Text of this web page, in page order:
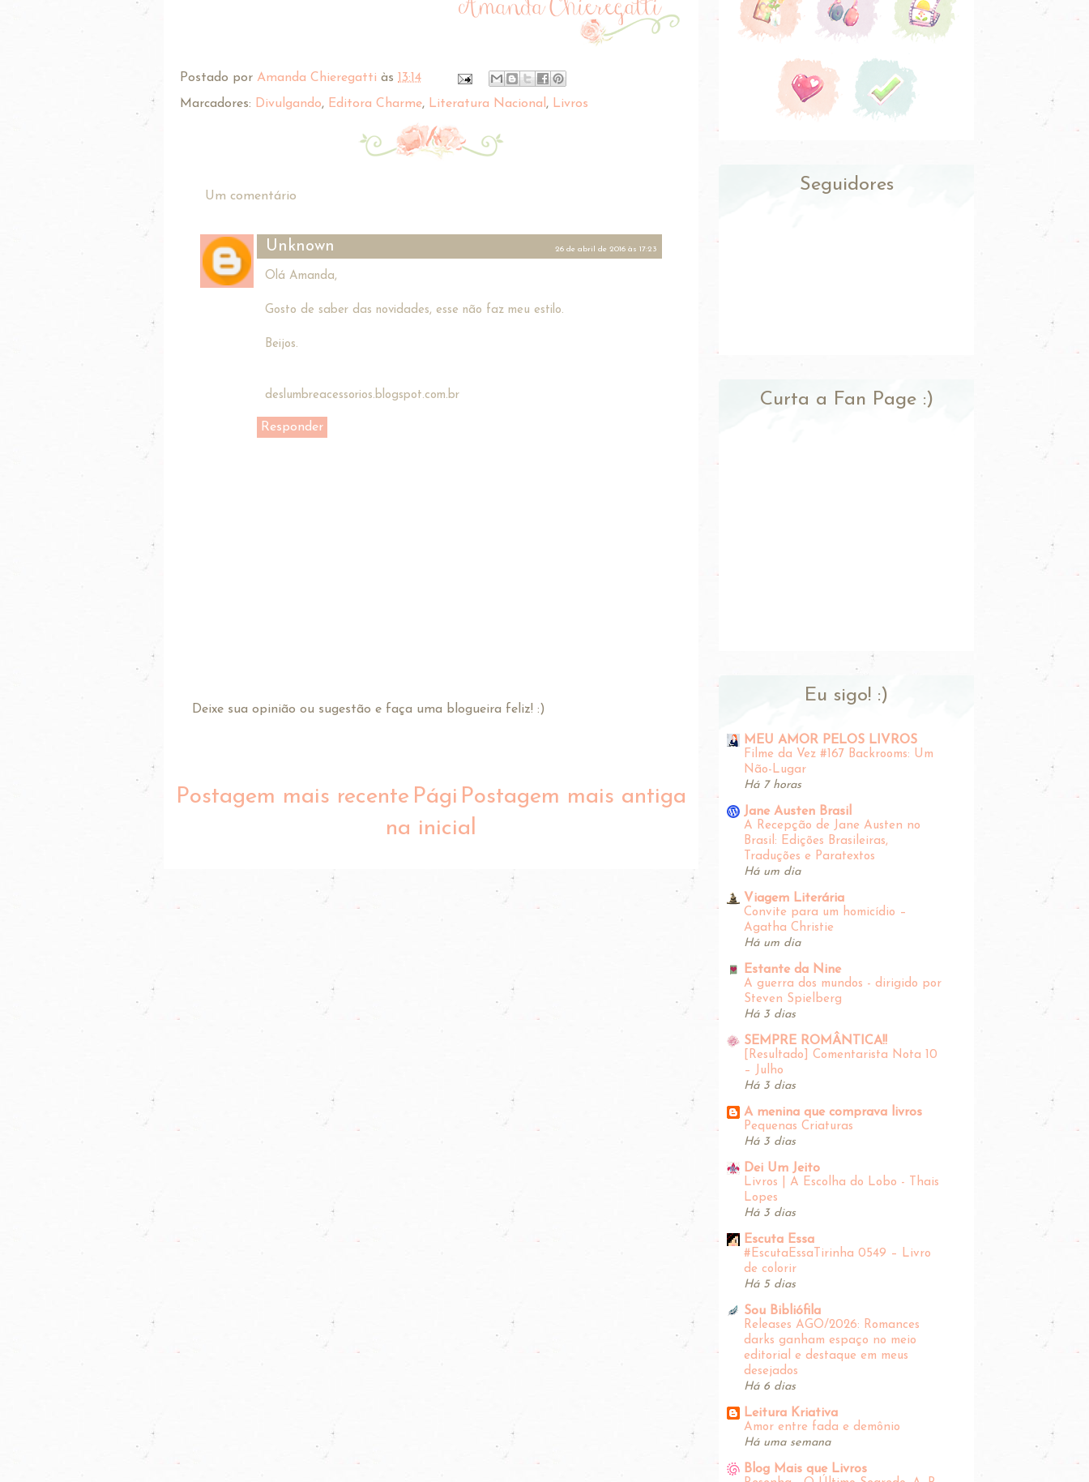
Postado por Amanda Chieregatti às
13:14
Marcadores: Divulgando, Editora Charme, Literatura Nacional , Livros
Um comentário
Unknown 26 de abril de 2016 às 17:23
Olá Amanda,
Gosto de saber das novidades, esse não faz meu estilo.
Beijos.
deslumbreacessorios.blogspot.com.br
Responder
Deixe sua opinião ou sugestão e faça uma blogueira feliz! :)
Postagem mais recente Postagem mais antiga
Pági
na inicial
Seguidores
Curta a Fan Page :)
Eu sigo! :)
MEU AMOR PELOS LIVROS
Filme da Vez #167 Backrooms: Um
Não-Lugar
Há 7 horas
Jane Austen Brasil
A Recepção de Jane Austen no
Brasil: Edições Brasileiras,
Traduções e Paratextos
Há um dia
Viagem Literária
Convite para um homicídio –
Agatha Christie
Há um dia
Estante da Nine
A guerra dos mundos - dirigido por
Steven Spielberg
Há 3 dias
SEMPRE ROMÂNTICA!!
[Resultado] Comentarista Nota 10
– Julho
Há 3 dias
A menina que comprava livros
Pequenas Criaturas
Há 3 dias
Dei Um Jeito
Livros | A Escolha do Lobo - Thais
Lopes
Há 3 dias
Escuta Essa
#EscutaEssaTirinha‬ 0549 – Livro
de colorir
Há 5 dias
Sou Bibliófila
Releases AGO/2026: Romances
darks ganham espaço no meio
editorial e destaque em meus
desejados
Há 6 dias
Leitura Kriativa
Amor entre fada e demônio
Há uma semana
Blog Mais que Livros